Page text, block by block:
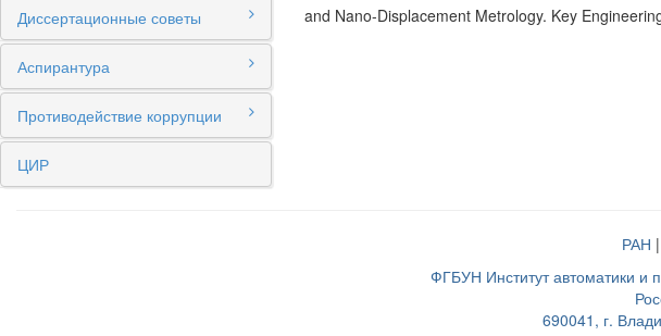
Диссертационные советы
Аспирантура
Противодействие коррупции
ЦИР
and Nano-Displacement Metrology. Key
РАН |
ФГБУН Институт автоматики и
690041, г.